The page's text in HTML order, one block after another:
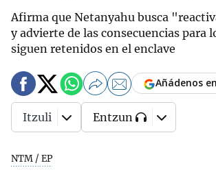
Afirma que Netanyahu busca
y advierte de las consecuencias para
siguen retenidos en el enclave
NTM / EP
Añádenos
Itzuli Entzun